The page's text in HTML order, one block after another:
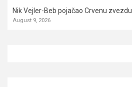
Nik Vejler-Beb pojačao Crvenu zvezdu
August 9, 2026